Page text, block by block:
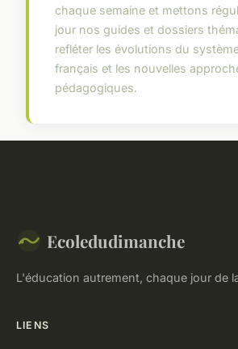
chaque semaine et mettons
jour nos guides et dossiers
refléter les évolutions du
français et les nouvelles
pédagogiques.
Ecoledudimanche
L'éducation autrement, chaque jour de
LIENS